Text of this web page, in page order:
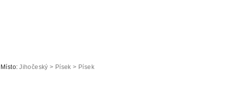
Místo: Jihočeský > Písek > Písek